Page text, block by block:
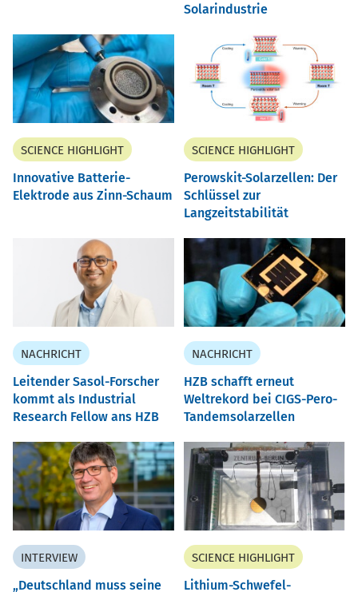
Solarindustrie
SCIENCE HIGHLIGHT
Innovative Batterie-
Elektrode aus Zinn-Schaum
SCIENCE HIGHLIGHT
Perowskit-Solarzellen: Der
Schlüssel zur
Langzeitstabilität
NACHRICHT
Leitender Sasol-Forscher
kommt als Industrial
Research Fellow ans HZB
NACHRICHT
HZB schafft erneut
Weltrekord bei CIGS-Pero-
Tandemsolarzellen
INTERVIEW
Deutschland muss seine
SCIENCE HIGHLIGHT
Lithium-Schwefel-